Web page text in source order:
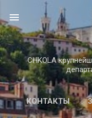
CHKOLA
КОНТАКТЫ